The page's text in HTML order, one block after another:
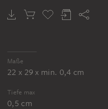
Maße
22 x 29 x min. 0,4 cm
Tiefe max
0,5 cm